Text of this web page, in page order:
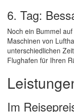
6. Tag:
Noch ein Bummel
Maschinen von
unterschiedlichen
Flughafen für Ihren
Im